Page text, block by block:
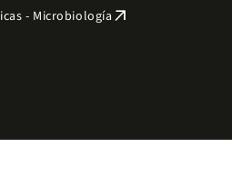
- Microbiología arrow_outward